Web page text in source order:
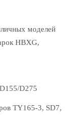
моделей
HBXG,
D275
TY165-3, SD7,